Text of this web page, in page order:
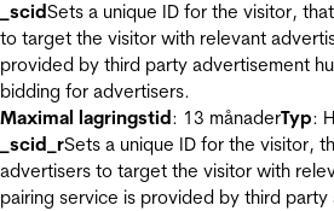
_scidSets a unique ID for the visitor,
to target the visitor with relevant
provided by third party advertisement
bidding for advertisers.
Maximal lagringstid: 13 månaderTyp:
_scid_rSets a unique ID for the visitor,
advertisers to target the visitor with
pairing service is provided by third